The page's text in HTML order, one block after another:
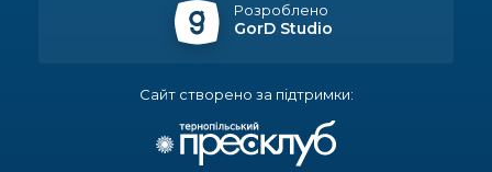
Кабмін запровадив персональне фінансування
Іпотеку для ВПО спростили, але з одним
нюансом: деталі оновленої “єОселі”
Розроблено
GorD Studio
Сайт створено за підтримки: